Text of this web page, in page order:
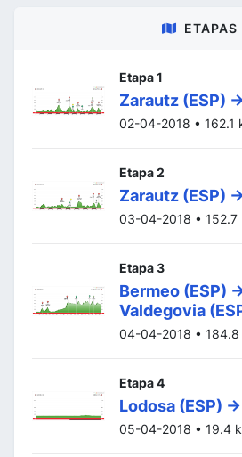
ETAPAS
Etapa 1
Zarautz (ESP) -
02-04-2018 • 162.1
Etapa 2
Zarautz (ESP) -
03-04-2018 • 152.7
Etapa 3
Bermeo (ESP)
Valdegovia
04-04-2018 • 184.8
Etapa 4
Lodosa (ESP) -
05-04-2018 • 19.4